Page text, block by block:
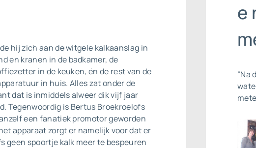
hij zich aan de witgele kalkaanslag in
en kranen in de badkamer, de
in de keuken, én de rest van de
in huis. Alles zat onder de
dat is inmiddels alweer dik vijf jaar
Tegenwoordig is Bertus Broekroelofs
een fanatiek promotor geworden
apparaat zorgt er namelijk voor dat er
geen spoortje kalk meer te bespeuren
e
“Na